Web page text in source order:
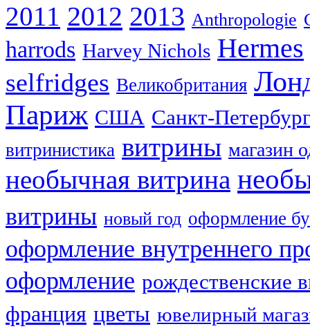
2011 2012 2013 Anthropologie
harrods Harvey Nichols Hermes
selfridges Великобритания
Париж США Санкт-
витринистика витрины магазин
необычная витрина
витрины новый год оформление
оформление внутреннего
оформление рождественские
франция цветы ювелирный